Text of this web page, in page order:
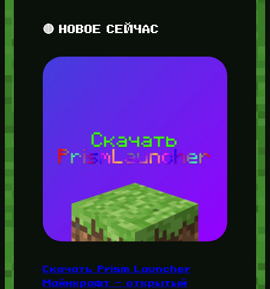
🔴 НОВОЕ СЕЙЧАС
Скачать Prism Launcher
Майнкрафт — открытый